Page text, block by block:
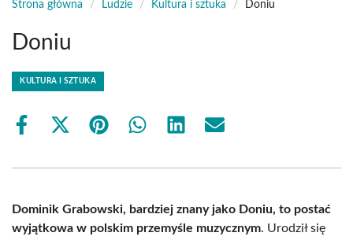
Strona główna / Ludzie / Kultura i sztuka / Doniu
Doniu
KULTURA I SZTUKA
Share
Share
(Twitter)
Share Share Share Share
Dominik Grabowski, bardziej znany jako Doniu, to postać
wyjątkowa w polskim przemyśle muzycznym. Urodził się